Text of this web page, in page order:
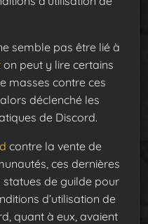
semble pas être lié à
on peut y lire certains
masses contre ces
déclenché les
de Discord.
contre la vente de
ces dernières
de guilde pour
d’utilisation de
quant à eux, avaient